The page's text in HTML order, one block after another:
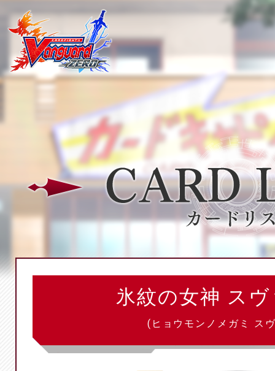
氷紋の女神 ス
(ヒョウモンノメガミ ス